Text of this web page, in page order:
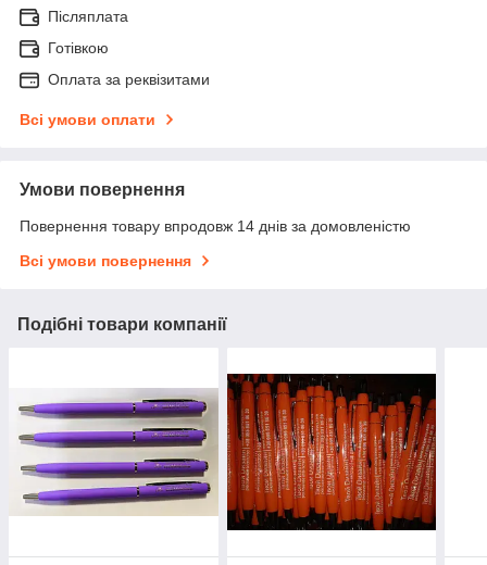
Післяплата
Готівкою
Оплата за реквізитами
Всі умови оплати
Умови повернення
Повернення товару впродовж 14 днів за домовленістю
Всі умови повернення
Подібні товари компанії